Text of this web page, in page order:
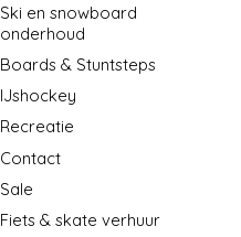
Ski en snowboard
onderhoud
Boards & Stuntsteps
IJshockey
Recreatie
Contact
Sale
Fiets & skate verhuur